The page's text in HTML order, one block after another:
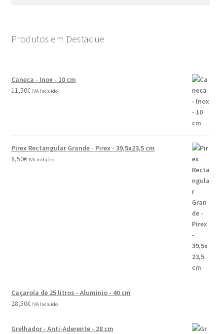
Produtos em Destaque
Caneca - Inox - 10 cm
11,50€ IVA Incluído
Pirex Rectangular Grande - Pirex - 39,5x23,5 cm
8,50€ IVA Incluído
Caçarola de 25 litros - Aluminio - 40 cm
28,50€ IVA Incluído
Grelhador - Anti-Aderente - 28 cm